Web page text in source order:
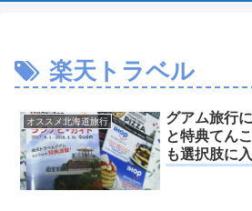
楽天トラベル
オススメ北海道旅行
グアム旅行
と特典てん
も選択肢に